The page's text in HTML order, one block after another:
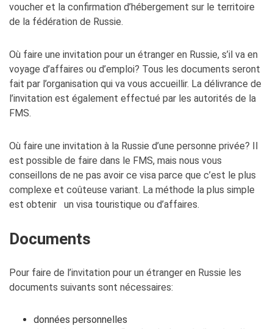
voucher et la confirmation d’hébergement sur le territoire
de la fédération de Russie.
Où faire une invitation pour un étranger en Russie, s’il va en
voyage d’affaires ou d’emploi? Tous les documents seront
fait par l’organisation qui va vous accueillir. La délivrance de
l’invitation est également effectué par les autorités de la
FMS.
Où faire une invitation à la Russie d’une personne privée? Il
est possible de faire dans le FMS, mais nous vous
conseillons de ne pas avoir ce visa parce que c’est le plus
complexe et coûteuse variant. La méthode la plus simple
est obtenir un visa touristique ou d’affaires.
Documents
Pour faire de l’invitation pour un étranger en Russie les
documents suivants sont nécessaires:
données personnelles